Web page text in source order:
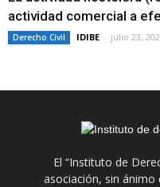
actividad comercial a
Derecho Civil IDIBE - julio 23,
El “Instituto de
asociación, sin ánimo